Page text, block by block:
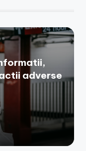
adverse